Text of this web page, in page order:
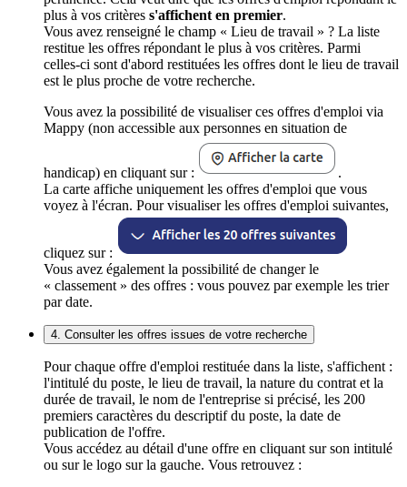
plus à vos critères s'affichent en premier.
Vous avez renseigné le champ « Lieu de travail » ? La liste
restitue les offres répondant le plus à vos critères. Parmi
celles-ci sont d'abord restituées les offres dont le lieu de travail
est le plus proche de votre recherche.
Vous avez la possibilité de visualiser ces offres d'emploi via
Mappy (non accessible aux personnes en situation de
handicap) en cliquant sur :
.
La carte affiche uniquement les offres d'emploi que vous
voyez à l'écran. Pour visualiser les offres d'emploi suivantes,
cliquez sur :
Vous avez également la possibilité de changer le
« classement » des offres : vous pouvez par exemple les trier
par date.
4. Consulter les offres issues de votre recherche
Pour chaque offre d'emploi restituée dans la liste, s'affichent :
l'intitulé du poste, le lieu de travail, la nature du contrat et la
durée de travail, le nom de l'entreprise si précisé, les 200
premiers caractères du descriptif du poste, la date de
publication de l'offre.
Vous accédez au détail d'une offre en cliquant sur son intitulé
ou sur le logo sur la gauche. Vous retrouvez :